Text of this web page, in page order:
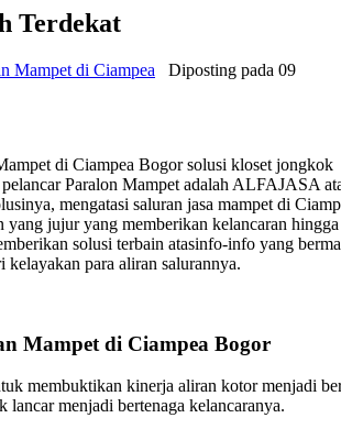
Terdekat
Mampet di Ciampea Diposting pada 09
di Ciampea Bogor solusi kloset jongkok
Paralon Mampet adalah ALFAJASA
mengatasi saluran jasa mampet di
yang jujur yang memberikan kelancaran hingga
solusi terbain atasinfo-info yang
kelayakan para aliran salurannya.
Mampet di Ciampea Bogor
membuktikan kinerja aliran kotor menjadi
lancar menjadi bertenaga kelancaranya.